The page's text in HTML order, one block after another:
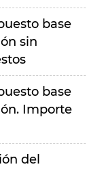
base
sin
base
Importe
del